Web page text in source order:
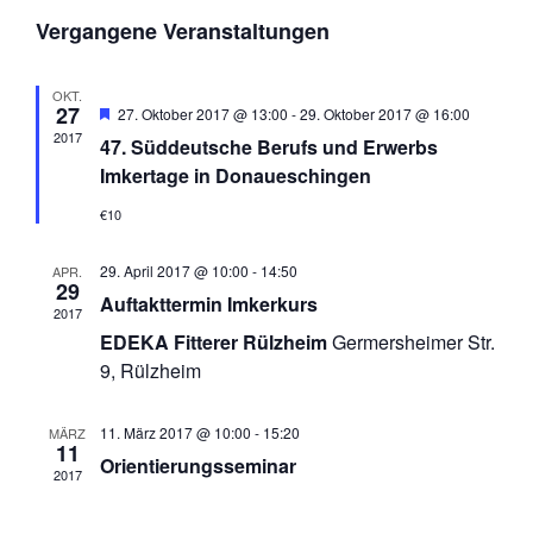
Vergangene Veranstaltungen
OKT.
27
2017
Empfohlen
27. Oktober 2017 @ 13:00 -29. Oktober 2017 @ 16:00
47. Süddeutsche Berufs und Erwerbs
Imkertage in Donaueschingen
€10
APR.
29
2017
29. April 2017 @ 10:00 - 14:50
Auftakttermin Imkerkurs
EDEKA Fitterer RülzheimGermersheimer Str.
9, Rülzheim
MÄRZ
11
2017
11. März 2017 @ 10:00 - 15:20
Orientierungsseminar